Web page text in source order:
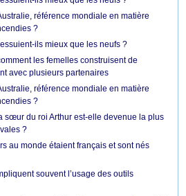
référence mondiale en matière
?
ils mieux que les neufs ?
les femelles construisent de
avec plusieurs partenaires
référence mondiale en matière
?
sœur du roi Arthur est-elle devenue la plus
?
au monde étaient français et sont nés
souvent l’usage des outils